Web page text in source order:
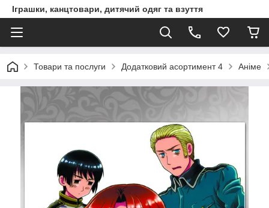
Іграшки, канцтовари, дитячий одяг та взуття
Товари та послуги Додатковий асортимент 4 Аніме